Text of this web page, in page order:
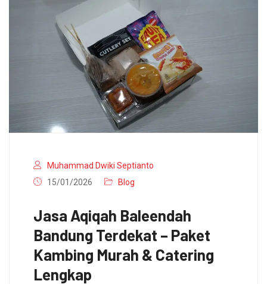
Muhammad Dwiki Septianto
15/01/2026
Blog
Jasa Aqiqah Baleendah
Bandung Terdekat – Paket
Kambing Murah & Catering
Lengkap